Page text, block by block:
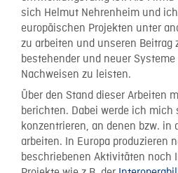
sich Helmut Nehrenheim und
europäischen Projekten unter
zu arbeiten und unseren Beitrag
bestehender und neuer
Nachweisen zu leisten.
Über den Stand dieser Arbeiten
berichten. Dabei werde ich mich
konzentrieren, an denen bzw. in
arbeiten. In Europa produzieren
beschriebenen Aktivitäten noch